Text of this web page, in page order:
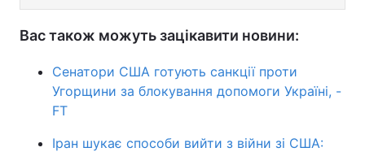
Вас також можуть зацікавити новини:
Сенатори США готують санкції проти
Угорщини за блокування допомоги Україні, -
FT
Іран шукає способи вийти з війни зі США: